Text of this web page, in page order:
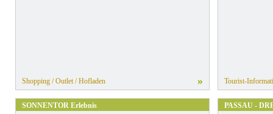
Shopping / Outlet / Hofladen » Tourist-
SONNENTOR Erlebnis PASSAU -